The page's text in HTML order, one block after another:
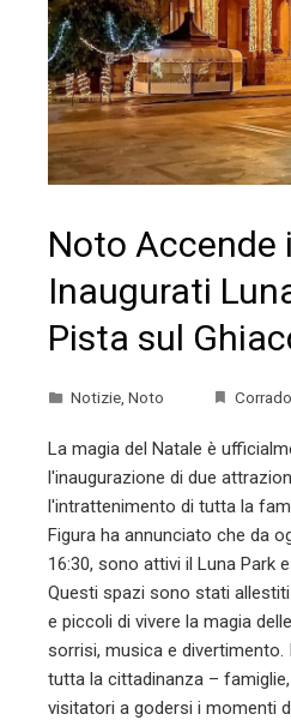
Noto Accende
Inaugurati
Pista sul
Notizie Noto
La magia del Natale è
l'inaugurazione di due
l'intrattenimento di tutta la
Figura ha annunciato che da
16:30, sono attivi il Luna Park
Questi spazi sono stati
e piccoli di vivere la magia
sorrisi, musica e divertimento.
tutta la cittadinanza –
visitatori a godersi i momenti